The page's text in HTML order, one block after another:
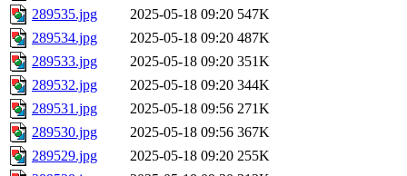
289535.jpg
2025-05-18 09:20 547K
289534.jpg
2025-05-18 09:20 487K
289533.jpg
2025-05-18 09:20 351K
289532.jpg
2025-05-18 09:20 344K
289531.jpg
2025-05-18 09:56 271K
289530.jpg
2025-05-18 09:56 367K
289529.jpg
2025-05-18 09:20 255K